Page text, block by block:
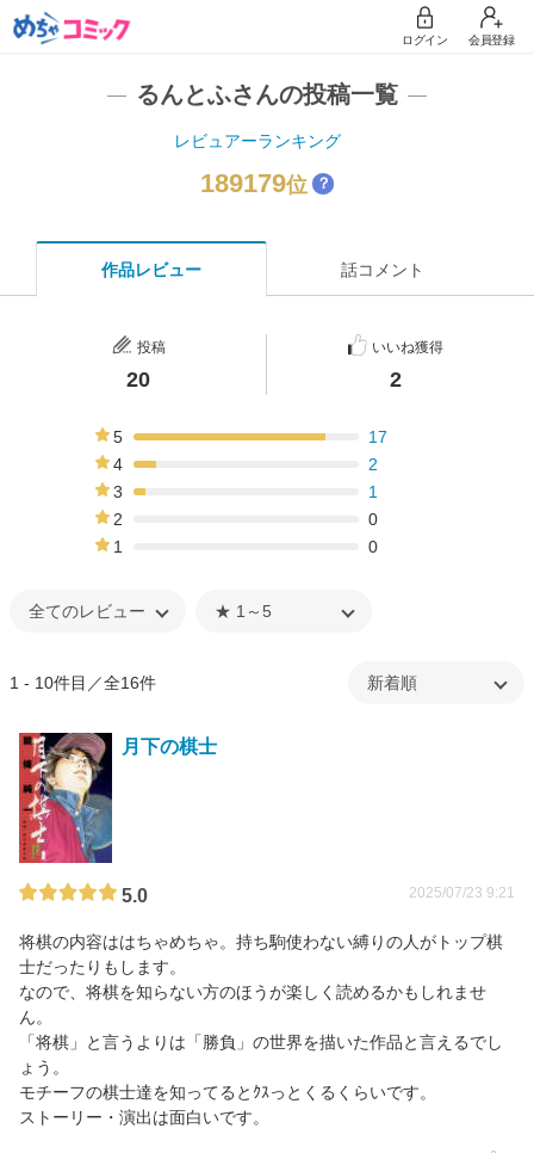
ログイン 会員登録
るんとふさんの投稿一覧
レビュアーランキング
189179位 ？
作品レビュー 話コメント
投稿
20
いいね獲得
2
5
17
4
2
3
1
2
0
1
0
1 - 10件目／全16件
月下の棋士
5.0 2025/07/23 9:21
将棋の内容ははちゃめちゃ。持ち駒使わない縛りの人がトップ棋
士だったりもします。
なので、将棋を知らない方のほうが楽しく読めるかもしれませ
ん。
「将棋」と言うよりは「勝負」の世界を描いた作品と言えるでし
ょう。
モチーフの棋士達を知ってるとｸｽっとくるくらいです。
ストーリー・演出は面白いです。